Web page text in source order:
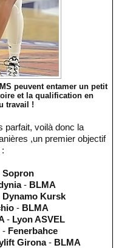
peuvent entamer un petit
et la qualification en
travail !
,un premier objectif
Sopron
- BLMA
Dynamo Kursk
- BLMA
- Lyon ASVEL
- Fenerbahce
Girona- BLMA